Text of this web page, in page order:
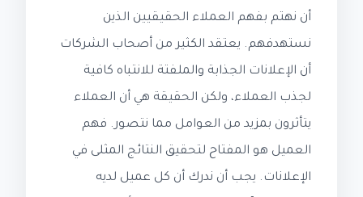
أن نهتم بفهم العملاء الحقيقيين الذين
نستهدفهم. يعتقد الكثير من أصحاب الشركات
أن الإعلانات الجذابة والملفتة للانتباه كافية
لجذب العملاء، ولكن الحقيقة هي أن العملاء
يتأثرون بمزيد من العوامل مما نتصور. فهم
العميل هو المفتاح لتحقيق النتائج المثلى في
الإعلانات. يجب أن ندرك أن كل عميل لديه